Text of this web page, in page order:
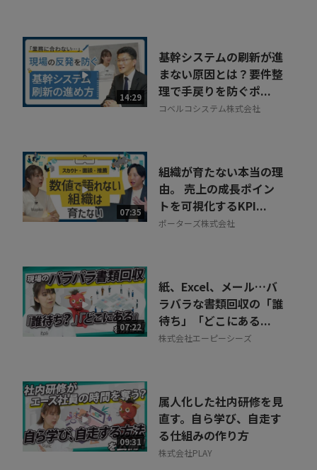
14:29
基幹システムの刷新が進
まない原因とは？要件整
理で手戻りを防ぐポ...
コベルコシステム株式会社
07:35
組織が育たない本当の理
由。 売上の成長ポイン
トを可視化するKPI...
ポーターズ株式会社
07:22
紙、Excel、メール…バ
ラバラな書類回収の「誰
待ち」「どこにある...
株式会社エーピーシーズ
09:31
属人化した社内研修を見
直す。自ら学び、自走す
る仕組みの作り方
株式会社PLAY